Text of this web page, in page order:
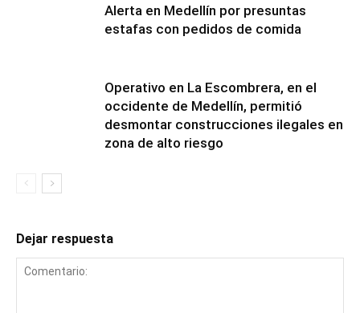
Alerta en Medellín por presuntas
estafas con pedidos de comida
Operativo en La Escombrera, en el
occidente de Medellín, permitió
desmontar construcciones ilegales en
zona de alto riesgo
Dejar respuesta